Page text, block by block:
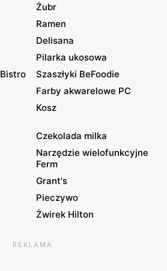
Żubr
Ramen
Delisana
Pilarka ukosowa
Szaszłyki BeFoodie
Farby akwarelowe PC
Kosz
Czekolada milka
Narzędzie wielofunkcyjne
Ferm
Grant's
Pieczywo
Żwirek Hilton
REKLAMA